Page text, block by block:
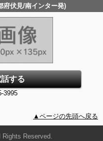
府伏見/南インター発)
する
3995
▲ページの先頭へ戻る
Reserved.